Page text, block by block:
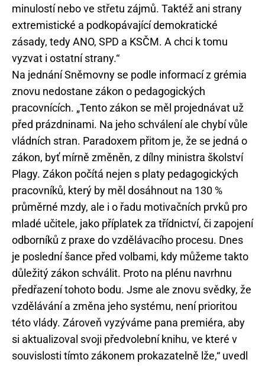
minulostí nebo ve střetu zájmů. Taktéž ani strany
extremistické a podkopávající demokratické
zásady, tedy ANO, SPD a KSČM. A chci k tomu
vyzvat i ostatní strany.“
Na jednání Sněmovny se podle informací z grémia
znovu nedostane zákon o pedagogických
pracovnících. „Tento zákon se měl projednávat už
před prázdninami. Na jeho schválení ale chybí vůle
vládních stran. Paradoxem přitom je, že se jedná o
zákon, byť mírně změněn, z dílny ministra školství
Plagy. Zákon počítá nejen s platy pedagogických
pracovníků, který by měl dosáhnout na 130 %
průměrné mzdy, ale i o řadu motivačních prvků pro
mladé učitele, jako příplatek za třídnictví, či zapojení
odborníků z praxe do vzdělávacího procesu. Dnes
je poslední šance před volbami, kdy můžeme takto
důležitý zákon schválit. Proto na plénu navrhnu
předřazení tohoto bodu. Jsme ale znovu svědky, že
vzdělávání a změna jeho systému, není prioritou
této vlády. Zároveň vyzýváme pana premiéra, aby
si aktualizoval svoji předvolební knihu, ve které v
souvislosti tímto zákonem prokazatelně lže,“ uvedl